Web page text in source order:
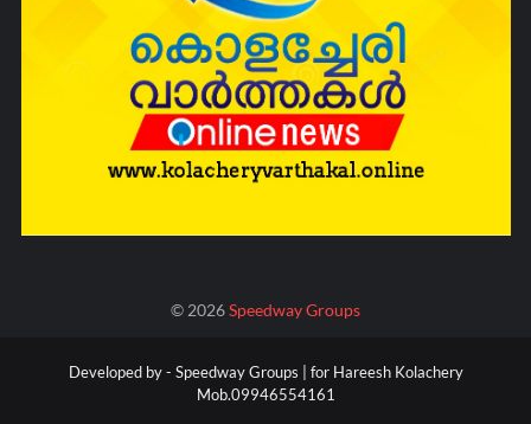
©2026Speedway Groups
Developed by - Speedway Groups | for Hareesh Kolachery
Mob.09946554161